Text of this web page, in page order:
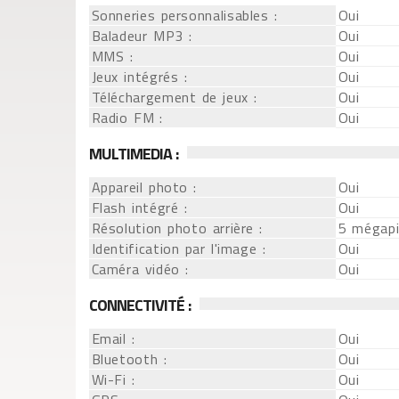
Sonneries personnalisables :
Oui
Baladeur MP3 :
Oui
MMS :
Oui
Jeux intégrés :
Oui
Téléchargement de jeux :
Oui
Radio FM :
Oui
MULTIMEDIA :
Appareil photo :
Oui
Flash intégré :
Oui
Résolution photo arrière :
5
Identification par l'image :
Oui
Caméra vidéo :
Oui
CONNECTIVITÉ :
Email :
Oui
Bluetooth :
Oui
Wi-Fi :
Oui